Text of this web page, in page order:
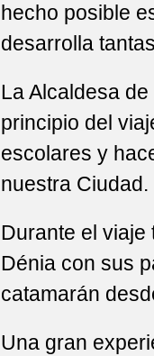
hecho posible
desarrolla
La Alcaldesa
principio del
escolares y
nuestra Ciudad.
Durante el viaje
Dénia con sus
catamarán
Una gran